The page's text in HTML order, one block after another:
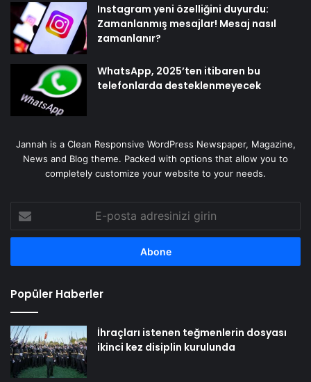
Instagram yeni özelliğini duyurdu:
Zamanlanmış mesajlar! Mesaj nasıl
zamanlanır?
WhatsApp, 2025’ten itibaren bu
telefonlarda desteklenmeyecek
Jannah is a Clean Responsive WordPress Newspaper, Magazine,
News and Blog theme. Packed with options that allow you to
completely customize your website to your needs.
posta
adresinizi
Popüler Haberler
İhraçları istenen teğmenlerin dosyası
ikinci kez disiplin kurulunda